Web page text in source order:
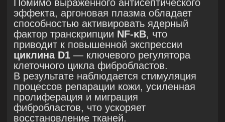
пролиферацию и дифференцировку
клеток, включая кератиноциты
и фибробласты, что ускоряет
процессы репарации.
Антибактериальный эффект:
NO обладает выраженным
антимикробным действием, угнетая
рост и размножение патогенных
микроорганизмов.
Антиоксидантная защита
NO предотвращает перекисное
окисление липидов клеточных
мембран, снижая окислительный
стресс и защищая кожу
от повреждений.
Меланогенез: НТАП подавляет